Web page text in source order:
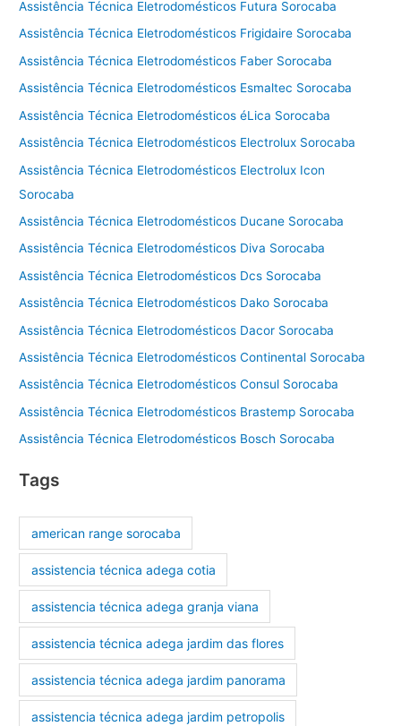
Assistência Técnica Eletrodomésticos Futura Sorocaba
Assistência Técnica Eletrodomésticos Frigidaire Sorocaba
Assistência Técnica Eletrodomésticos Faber Sorocaba
Assistência Técnica Eletrodomésticos Esmaltec Sorocaba
Assistência Técnica Eletrodomésticos éLica Sorocaba
Assistência Técnica Eletrodomésticos Electrolux Sorocaba
Assistência Técnica Eletrodomésticos Electrolux Icon
Sorocaba
Assistência Técnica Eletrodomésticos Ducane Sorocaba
Assistência Técnica Eletrodomésticos Diva Sorocaba
Assistência Técnica Eletrodomésticos Dcs Sorocaba
Assistência Técnica Eletrodomésticos Dako Sorocaba
Assistência Técnica Eletrodomésticos Dacor Sorocaba
Assistência Técnica Eletrodomésticos Continental Sorocaba
Assistência Técnica Eletrodomésticos Consul Sorocaba
Assistência Técnica Eletrodomésticos Brastemp Sorocaba
Assistência Técnica Eletrodomésticos Bosch Sorocaba
Tags
american range sorocaba
assistencia técnica adega cotia
assistencia técnica adega granja viana
assistencia técnica adega jardim das flores
assistencia técnica adega jardim panorama
assistencia técnica adega jardim petropolis